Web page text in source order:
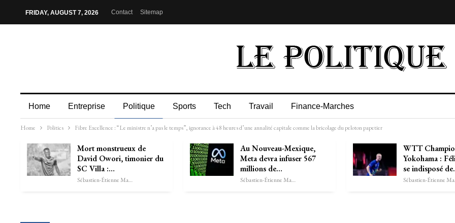
FRIDAY, AUGUST 7, 2026 Contact Sitemap
Home Entreprise Politique Sports Tech Travail Finance-Marches
Home Politics Fibre Excellence : “Le ministre n’a pas le temps”, ignorance à 48 heures d’une annalité capitale comme la bricolage du peloton papetier
Mort monstrueux de
David Owori, timonier du
SC Villa :…
Sébastien-Étienne Marechal
Au Nouveau-Mexique,
Meta devra infuser 567
millions de…
Sébastien-Étienne Marechal
WTT
Yokohama :
se indisposé